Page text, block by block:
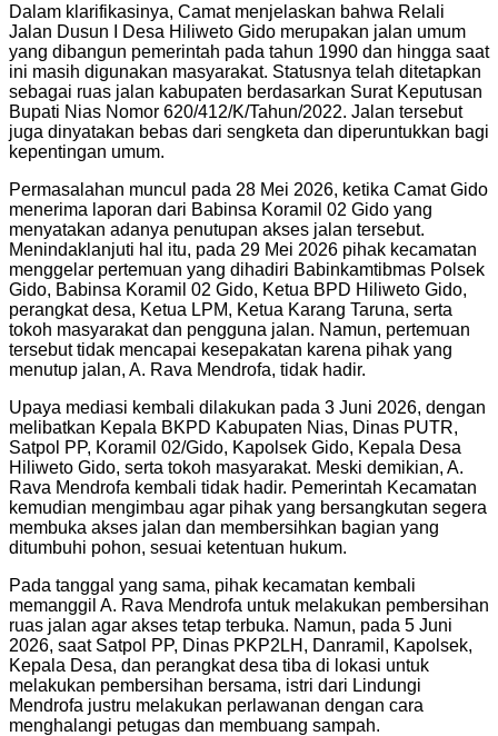
Dalam klarifikasinya, Camat menjelaskan bahwa Relali
Jalan Dusun I Desa Hiliweto Gido merupakan jalan umum
yang dibangun pemerintah pada tahun 1990 dan hingga saat
ini masih digunakan masyarakat. Statusnya telah ditetapkan
sebagai ruas jalan kabupaten berdasarkan Surat Keputusan
Bupati Nias Nomor 620/412/K/Tahun/2022. Jalan tersebut
juga dinyatakan bebas dari sengketa dan diperuntukkan bagi
kepentingan umum.
Permasalahan muncul pada 28 Mei 2026, ketika Camat Gido
menerima laporan dari Babinsa Koramil 02 Gido yang
menyatakan adanya penutupan akses jalan tersebut.
Menindaklanjuti hal itu, pada 29 Mei 2026 pihak kecamatan
menggelar pertemuan yang dihadiri Babinkamtibmas Polsek
Gido, Babinsa Koramil 02 Gido, Ketua BPD Hiliweto Gido,
perangkat desa, Ketua LPM, Ketua Karang Taruna, serta
tokoh masyarakat dan pengguna jalan. Namun, pertemuan
tersebut tidak mencapai kesepakatan karena pihak yang
menutup jalan, A. Rava Mendrofa, tidak hadir.
Upaya mediasi kembali dilakukan pada 3 Juni 2026, dengan
melibatkan Kepala BKPD Kabupaten Nias, Dinas PUTR,
Satpol PP, Koramil 02/Gido, Kapolsek Gido, Kepala Desa
Hiliweto Gido, serta tokoh masyarakat. Meski demikian, A.
Rava Mendrofa kembali tidak hadir. Pemerintah Kecamatan
kemudian mengimbau agar pihak yang bersangkutan segera
membuka akses jalan dan membersihkan bagian yang
ditumbuhi pohon, sesuai ketentuan hukum.
Pada tanggal yang sama, pihak kecamatan kembali
memanggil A. Rava Mendrofa untuk melakukan pembersihan
ruas jalan agar akses tetap terbuka. Namun, pada 5 Juni
2026, saat Satpol PP, Dinas PKP2LH, Danramil, Kapolsek,
Kepala Desa, dan perangkat desa tiba di lokasi untuk
melakukan pembersihan bersama, istri dari Lindungi
Mendrofa justru melakukan perlawanan dengan cara
menghalangi petugas dan membuang sampah.